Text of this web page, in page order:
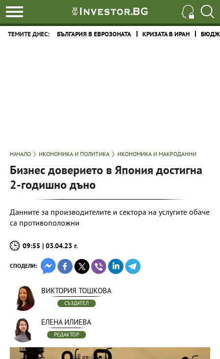
ТЕМИТЕ ДНЕС: БЪЛГАРИЯ В ЕВРОЗОНАТА КРИЗАТА В ИРАН
НАЧАЛО ИКОНОМИКА И ПОЛИТИКА ИКОНОМИКА И МАКРОДАННИ
Бизнес доверието в Япония достигна
2-годишно дъно
Данните за производителите и сектора на услугите обаче
са противоположни
09:55 | 03.04.23 г.
СПОДЕЛИ:
ВИКТОРИЯ ТОШКОВА
СЪЗДАТЕЛ
ЕЛЕНА ИЛИЕВА
РЕДАКТОР